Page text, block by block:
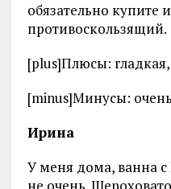
обязательно купите
противоскользящий.
[plus]Плюсы:
[minus]Минусы:
Ирина
У меня дома, ванна с